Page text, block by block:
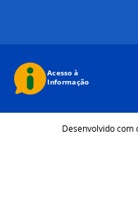
Desenvolvido com